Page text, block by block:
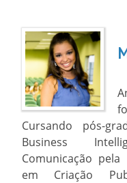
Cursando pós-
Business
Comunicação pela
em Criação